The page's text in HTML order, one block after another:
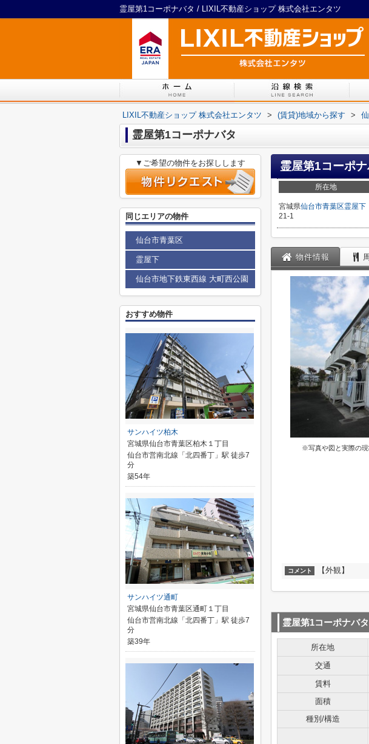
霊屋第1コーポナバタ / LIXIL不動産ショップ 株式会社エンタツ
LIXIL不動産ショップ 株式会社エンタツ > (賃貸)地域から探す >
霊屋第1コーポナバタ
霊屋第1コーポナ
所在地
宮城県仙台市青葉区霊屋下
21-1
物件情報
※写真や図と実際の
コメント 【外観】
霊屋第1コーポナバタ
所在地
交通
賃料
面積
種別/構造
▼ご希望の物件をお探しします
同じエリアの物件
仙台市青葉区
霊屋下
仙台市地下鉄東西線 大町西公園
おすすめ物件
サンハイツ柏木
宮城県仙台市青葉区柏木１丁目
仙台市営南北線「北四番丁」駅 徒歩7
分
築54年
サンハイツ通町
宮城県仙台市青葉区通町１丁目
仙台市営南北線「北四番丁」駅 徒歩7
分
築39年